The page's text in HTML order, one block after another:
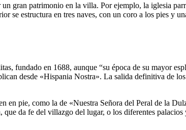
gran patrimonio en la villa. Por ejemplo, la iglesia
se estructura en tres naves, con un coro a los pies y
fundado en 1688, aunque “su época de su mayor
desde «Hispania Nostra». La salida definitiva de
en pie, como la de «Nuestra Señora del Peral de la
da fe del villazgo del lugar, o los diferentes